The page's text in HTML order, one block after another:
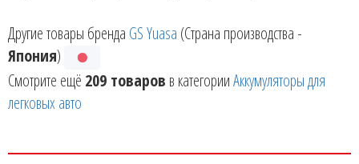
Другие товары бренда GS Yuasa (Страна производства -
Япония)
Смотрите ещё 209 товаров в категорииАккумуляторы для
легковых авто